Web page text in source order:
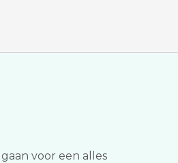
voor een alles